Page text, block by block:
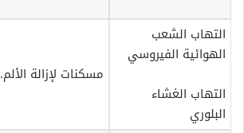
التهاب الشعب
الهوائية الفيروسي
التهاب الغشاء
البلوري
مسكنات لإزالة الألم.